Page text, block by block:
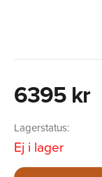
6395 kr
Lagerstatus:
Ej i lager